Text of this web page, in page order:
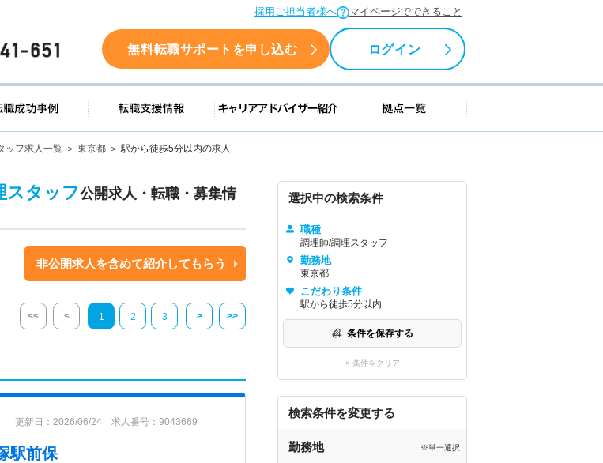
採用ご担当者様へ マイページでできること
0120-941-651 無料転職サポートを申し込む ログイン
転職成功事例 転職支援情報 キャリアアドバイザー紹介 拠点一覧
ッフ求人一覧 東京都 駅から徒歩5分以内の求人
スタッフ公開求人・転職・募集情
非公開求人を含めて紹介してもらう
<< < 1 2 3 > >>
更新日：2026/06/24 求人番号：9043669
駅前保
選択中の検索条件
職種
調理師/調理スタッフ
勤務地
東京都
こだわり条件
駅から徒歩5分以内
条件を保存する
× 条件をクリア
検索条件を変更する
勤務地 ※単一選択